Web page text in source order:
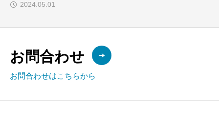
2024.05.01
お問合わせ
お問合わせはこちらから